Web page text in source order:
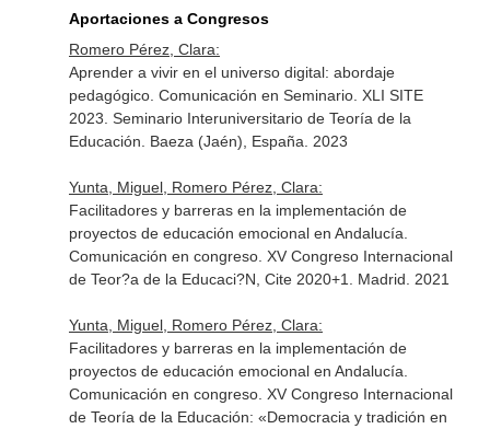
Aportaciones a Congresos
Romero Pérez, Clara:
Aprender a vivir en el universo digital: abordaje
pedagógico. Comunicación en Seminario. XLI SITE
2023. Seminario Interuniversitario de Teoría de la
Educación. Baeza (Jaén), España. 2023
Yunta, Miguel, Romero Pérez, Clara:
Facilitadores y barreras en la implementación de
proyectos de educación emocional en Andalucía.
Comunicación en congreso. XV Congreso Internacional
de Teor?a de la Educaci?N, Cite 2020+1. Madrid. 2021
Yunta, Miguel, Romero Pérez, Clara:
Facilitadores y barreras en la implementación de
proyectos de educación emocional en Andalucía.
Comunicación en congreso. XV Congreso Internacional
de Teoría de la Educación: «Democracia y tradición en